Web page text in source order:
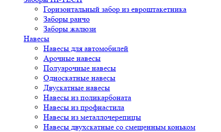
Горизонтальный забор из евроштакетника
Заборы ранчо
Заборы жалюзи
Навесы
Навесы для автомобилей
Арочные навесы
Полуарочные навесы
Односкатные навесы
Двускатные навесы
Навесы из поликарбоната
Навесы из профнастила
Навесы из металлочерепицы
Навесы двухскатные со смещенным коньком